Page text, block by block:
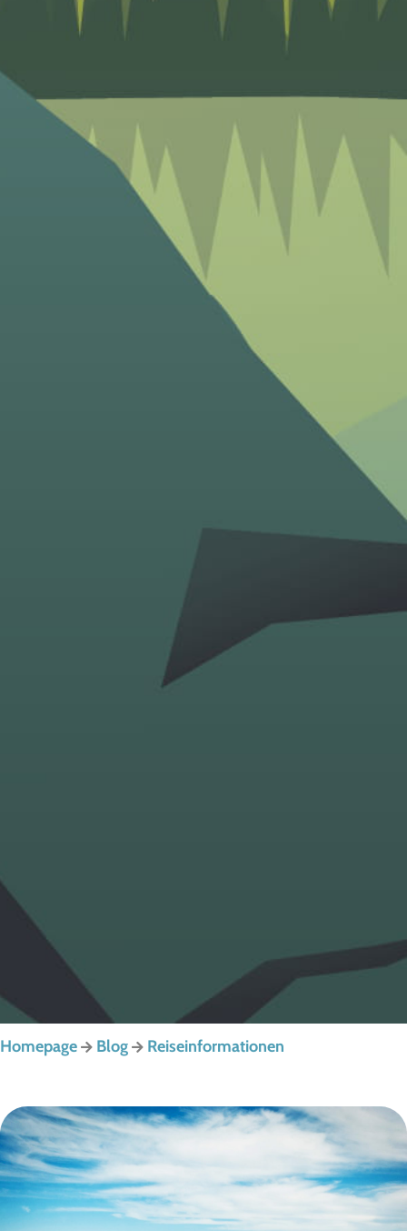
Homepage Blog Reiseinformationen